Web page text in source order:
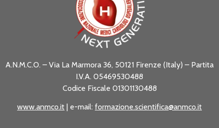
A.N.M.C.O. – Via La Marmora 36, 50121 Firenze (Italy) – Partita
I.V.A. 05469530488
Codice Fiscale 01301130488
www.anmco.it | e-mail: formazione.scientifica@anmco.it